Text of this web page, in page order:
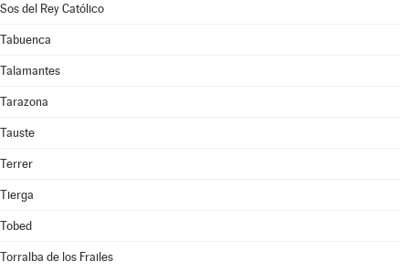
Sos del Rey Católico
Tabuenca
Talamantes
Tarazona
Tauste
Terrer
Tierga
Tobed
Torralba de los Frailes